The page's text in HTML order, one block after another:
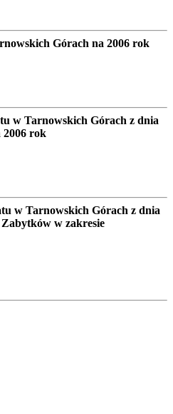
Górach na 2006 rok
w Tarnowskich Górach z dnia
2006 rok
w Tarnowskich Górach z dnia
w zakresie